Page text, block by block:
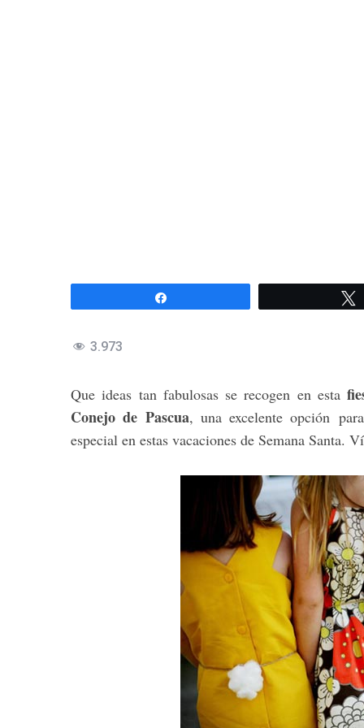
3.973
Que ideas tan fabulosas se recogen en esta
Conejo de Pascua, una excelente opción
especial en estas vacaciones de Semana Santa.